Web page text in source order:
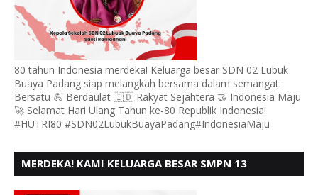
80 tahun Indonesia merdeka! Keluarga besar SDN 02 Lubuk
Buaya Padang siap melangkah bersama dalam semangat:
Bersatu 💪 Berdaulat 🇮🇩 Rakyat Sejahtera 🤝 Indonesia Maju
🚀 Selamat Hari Ulang Tahun ke-80 Republik Indonesia!
#HUTRI80 #SDN02LubukBuayaPadang#IndonesiaMaju
MERDEKA! KAMI KELUARGA BESAR SMPN 13